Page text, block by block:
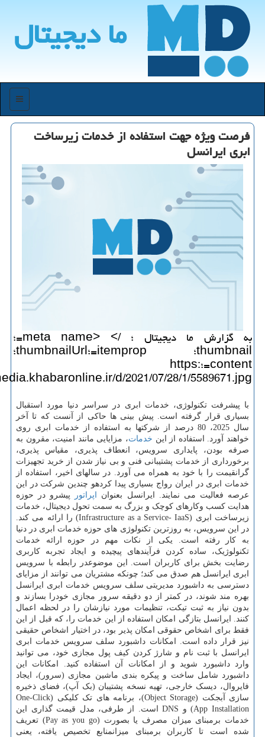
ما دیجیتال
فرصت ویژه جهت استفاده از خدمات زیرساخت
ابری ایرانسل
به گزارش ما دیجیتال ؛ /> <meta name=؛
thumbnail؛ itemprop=؛thumbnailUrl؛
content=؛https:
//media.khabaronline.ir/d/2021/07/28/1/
با پیشرفت تکنولوژی، خدمات ابری در سراسر دنیا مورد استقبال
بسیاری قرار گرفته است. پیش بینی ها حاکی از آنست که تا آخر
سال 2025، 80 درصد از شرکتها به استفاده از خدمات ابری روی
خواهند آورد. استفاده از این خدمات ، مزایایی مانند امنیت، مقرون به
صرفه بودن، پایداری سرویس، انعطاف پذیری، مقیاس پذیری،
برخورداری از خدمات پشتیبانی فنی و بی نیاز شدن از خرید تجهیزات
گرانقیمت را با خود به همراه می آورد. در سالهای اخیر، استفاده از
خدمات ابری در ایران رواج بسیاری پیدا کردهو چندین شرکت در این
عرصه فعالیت می نمایند. ایرانسل بعنواناپراتور پیشرو در حوزه
هدایت کسب وکارهای کوچک و بزرگ به سمت تحول دیجیتال، خدمات
زیرساخت ابری (Infrastructure as a Service- IaaS) را ارائه می کند.
در این سرویس، به روزترین تکنولوژی های حوزه خدمات ابری در دنیا
به کار رفته است. یکی از نکات مهم در حوزه ارائه خدمات
تکنولوژیک، ساده کردن فرآیندهای پیچیده و ایجاد تجربه کاربری
رضایت بخش برای کاربران است. این موضوعدر رابطه با سرویس
ابری ایرانسل هم صدق می کند؛ چونکه مشتریان می توانند از مزایای
دسترسی به داشبورد مدیریتی سلف سرویس خدمات ابری ایرانسل
بهره مند شوند، در کمتر از دو دقیقه سرور مجازی خودرا بسازند و
بدون نیاز به ثبت تیکت، تنظیمات مورد نیازشان را در لحظه اعمال
کنند. ایرانسل بتازگی امکان استفاده از این خدمات را، که قبل از این
فقط برای اشخاص حقوقی امکان پذیر بود، در اختیار اشخاص حقیقی
نیز قرار داده است. امکانات داشبورد سلف سرویس خدمات ابری
ایرانسل با ثبت نام و شارژ کردن کیف پول مجازی خود، می توانید
وارد داشبورد شوید و از امکانات آن استفاده کنید. امکانات این
داشبورد شامل ساخت و پیکره بندی ماشین مجازی (سرور)، ایجاد
فایروال، دیسک خارجی، تهیه نسخه پشتیبان (بک آپ)، فضای ذخیره
سازی آبجکت (Object Storage)، برنامه های تک کلیکی (One-Click
App Installation) و DNS است. از طرفی، مدل قیمت گذاری این
خدمات برمبنای میزان مصرف یا بصورت (Pay as you go) تعریف
شده است تا کاربران برمبنای میزانمنابع تخصیص یافته، یعنی